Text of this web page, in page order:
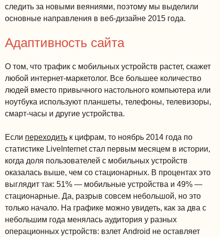
следить за новыми веяниями, поэтому мы выделили
основные направления в веб-дизайне 2015 года.
Адаптивность сайта
О том, что трафик с мобильных устройств растет, скажет
любой интернет-маркетолог. Все большее количество
людей вместо привычного настольного компьютера или
ноутбука используют планшеты, телефоны, телевизоры,
смарт-часы и другие устройства.
Если переходить к цифрам, то ноябрь 2014 года по
статистике LiveInternet стал первым месяцем в истории,
когда доля пользователей с мобильных устройств
оказалась выше, чем со стационарных. В процентах это
выглядит так: 51% — мобильные устройства и 49% —
стационарные. Да, разрыв совсем небольшой, но это
только начало. На графике можно увидеть, как за два с
небольшим года менялась аудитория у разных
операционных устройств: взлет Android не оставляет